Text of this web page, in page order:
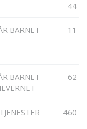
44
BARNET
11
BARNET
62
460